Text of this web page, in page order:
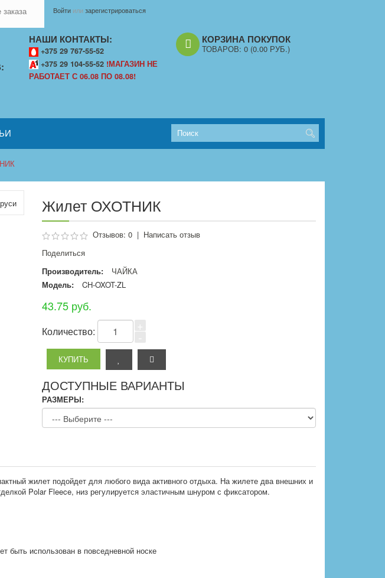
Войти илизарегистрироваться
НАШИ КОНТАКТЫ:
+375 29 767-55-52
+375 29 104-55-52 !МАГАЗИН НЕ
РАБОТАЕТ С 06.08 ПО 08.08!
КОРЗИНА ПОКУПОК
ТОВАРОВ: 0 (0.00 РУБ.)
Жилет ОХОТНИК
Отзывов: 0| Написать отзыв
Поделиться
Производитель:
ЧАЙКА
Модель:
CH-OXOT-ZL
43.75 руб.
Количество:
ДОСТУПНЫЕ ВАРИАНТЫ
РАЗМЕРЫ:
жилет подойдет для любого вида активного отдыха. На жилете два внешних и
Polar Fleece, низ регулируется эластичным шнуром с фиксатором.
быть использован в повседневной носке